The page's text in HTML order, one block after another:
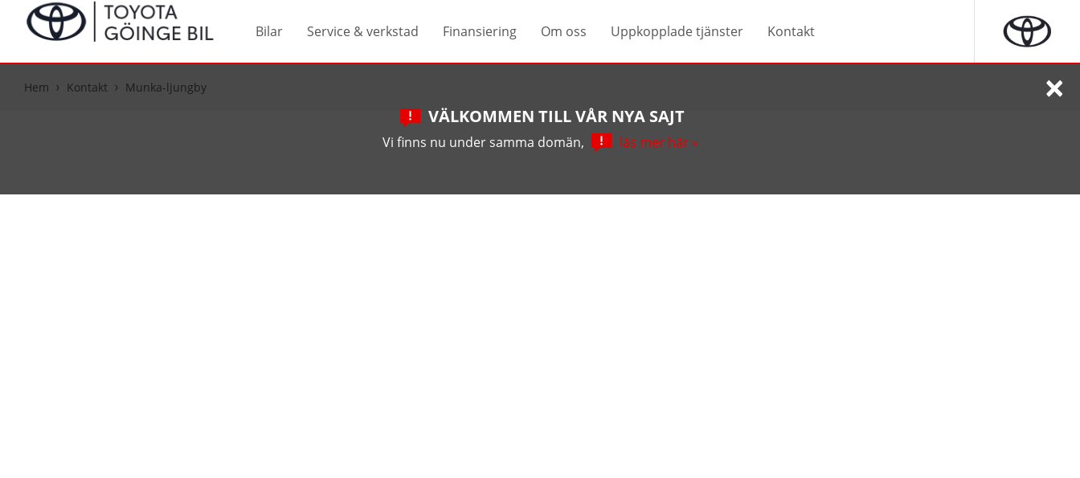
Bilar Service & verkstad Finansiering Om oss Uppkopplade tjänster Kontakt
Hem Kontakt Munka-ljungby
VÄLKOMMEN TILL VÅR NYA SAJT
Vi finns nu under samma domän, läs mer här »
×